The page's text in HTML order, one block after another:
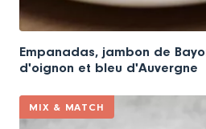
Empanadas, jambon de
d'oignon et bleu d'Auvergne
MIX & MATCH